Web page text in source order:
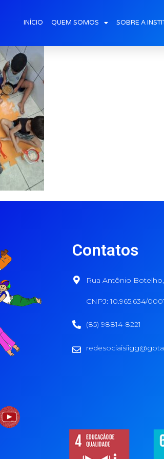
INÍCIO QUEM SOMOS SOBRE A
Contatos
Rua Antônio Botelho,
CNPJ: 10.965.634/
(85) 98814-8221